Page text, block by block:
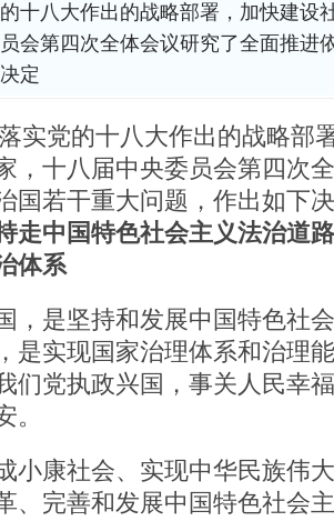
十八大作出的战略部署，加快建设
会第四次全体会议研究了全面推进
定
党的十八大作出的战略部
，十八届中央委员会第四次
国若干重大问题，作出如下
走中国特色社会主义法治道
体系
是坚持和发展中国特色社会
是实现国家治理体系和治理
们党执政兴国，事关人民幸
。
康社会、实现中华民族伟大
、完善和发展中国特色社会